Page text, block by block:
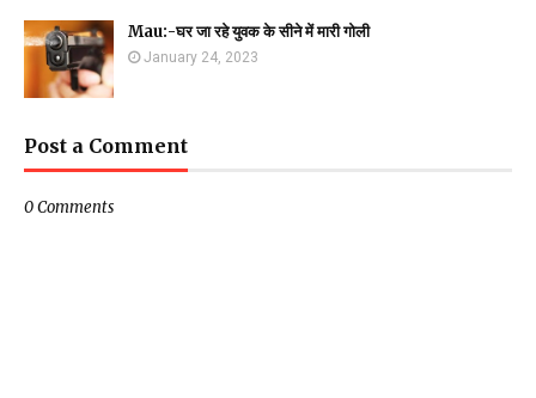
Mau:-घर जा रहे युवक के सीने में मारी गोली
January 24, 2023
Post a Comment
0 Comments